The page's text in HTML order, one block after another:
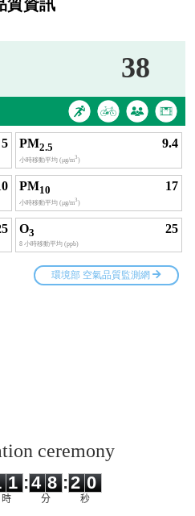
ceremony
1
1
時
:
4
4
8
8
分
:
2
2
0
0
秒